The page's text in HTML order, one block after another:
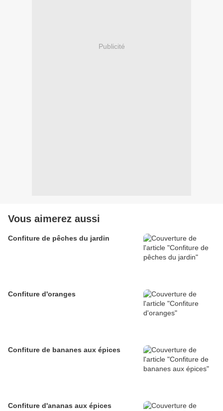
Publicité
Vous aimerez aussi
Confiture de pêches du jardin
Confiture d'oranges
Confiture de bananes aux épices
Confiture d'ananas aux épices